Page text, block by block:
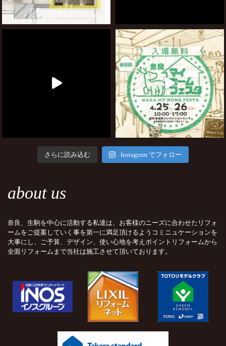
さらに読み込む Instagram でフォロー
about us
奈良、生駒を中心に活動する私達は、お客様のニーズに合わせたリフォ
ームをご提案していく事を第一に満足頂けるようコミニュケーションを
大事にし、ご予算、デザイン、使い心地を考えポイントリフォームから
全面リフォームまで当社は施工させて頂いております。